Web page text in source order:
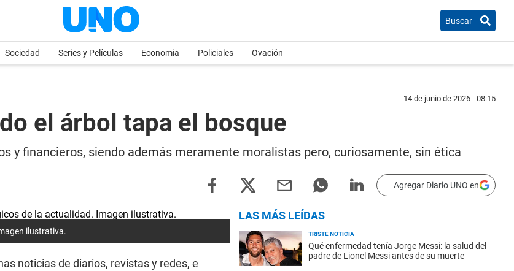
Buscar
Sociedad Series y Películas Economia Policiales Ovación
14 de junio de 2026 - 08:15
el árbol tapa el bosque
y financieros, siendo además meramente moralistas pero, curiosamente, sin ética
Agregar Diario UNO en
ilustrativa.
noticias de diarios, revistas y redes, e
LAS MÁS LEÍDAS
TRISTE NOTICIA
Qué enfermedad tenía Jorge Messi: la salud del
padre de Lionel Messi antes de su muerte